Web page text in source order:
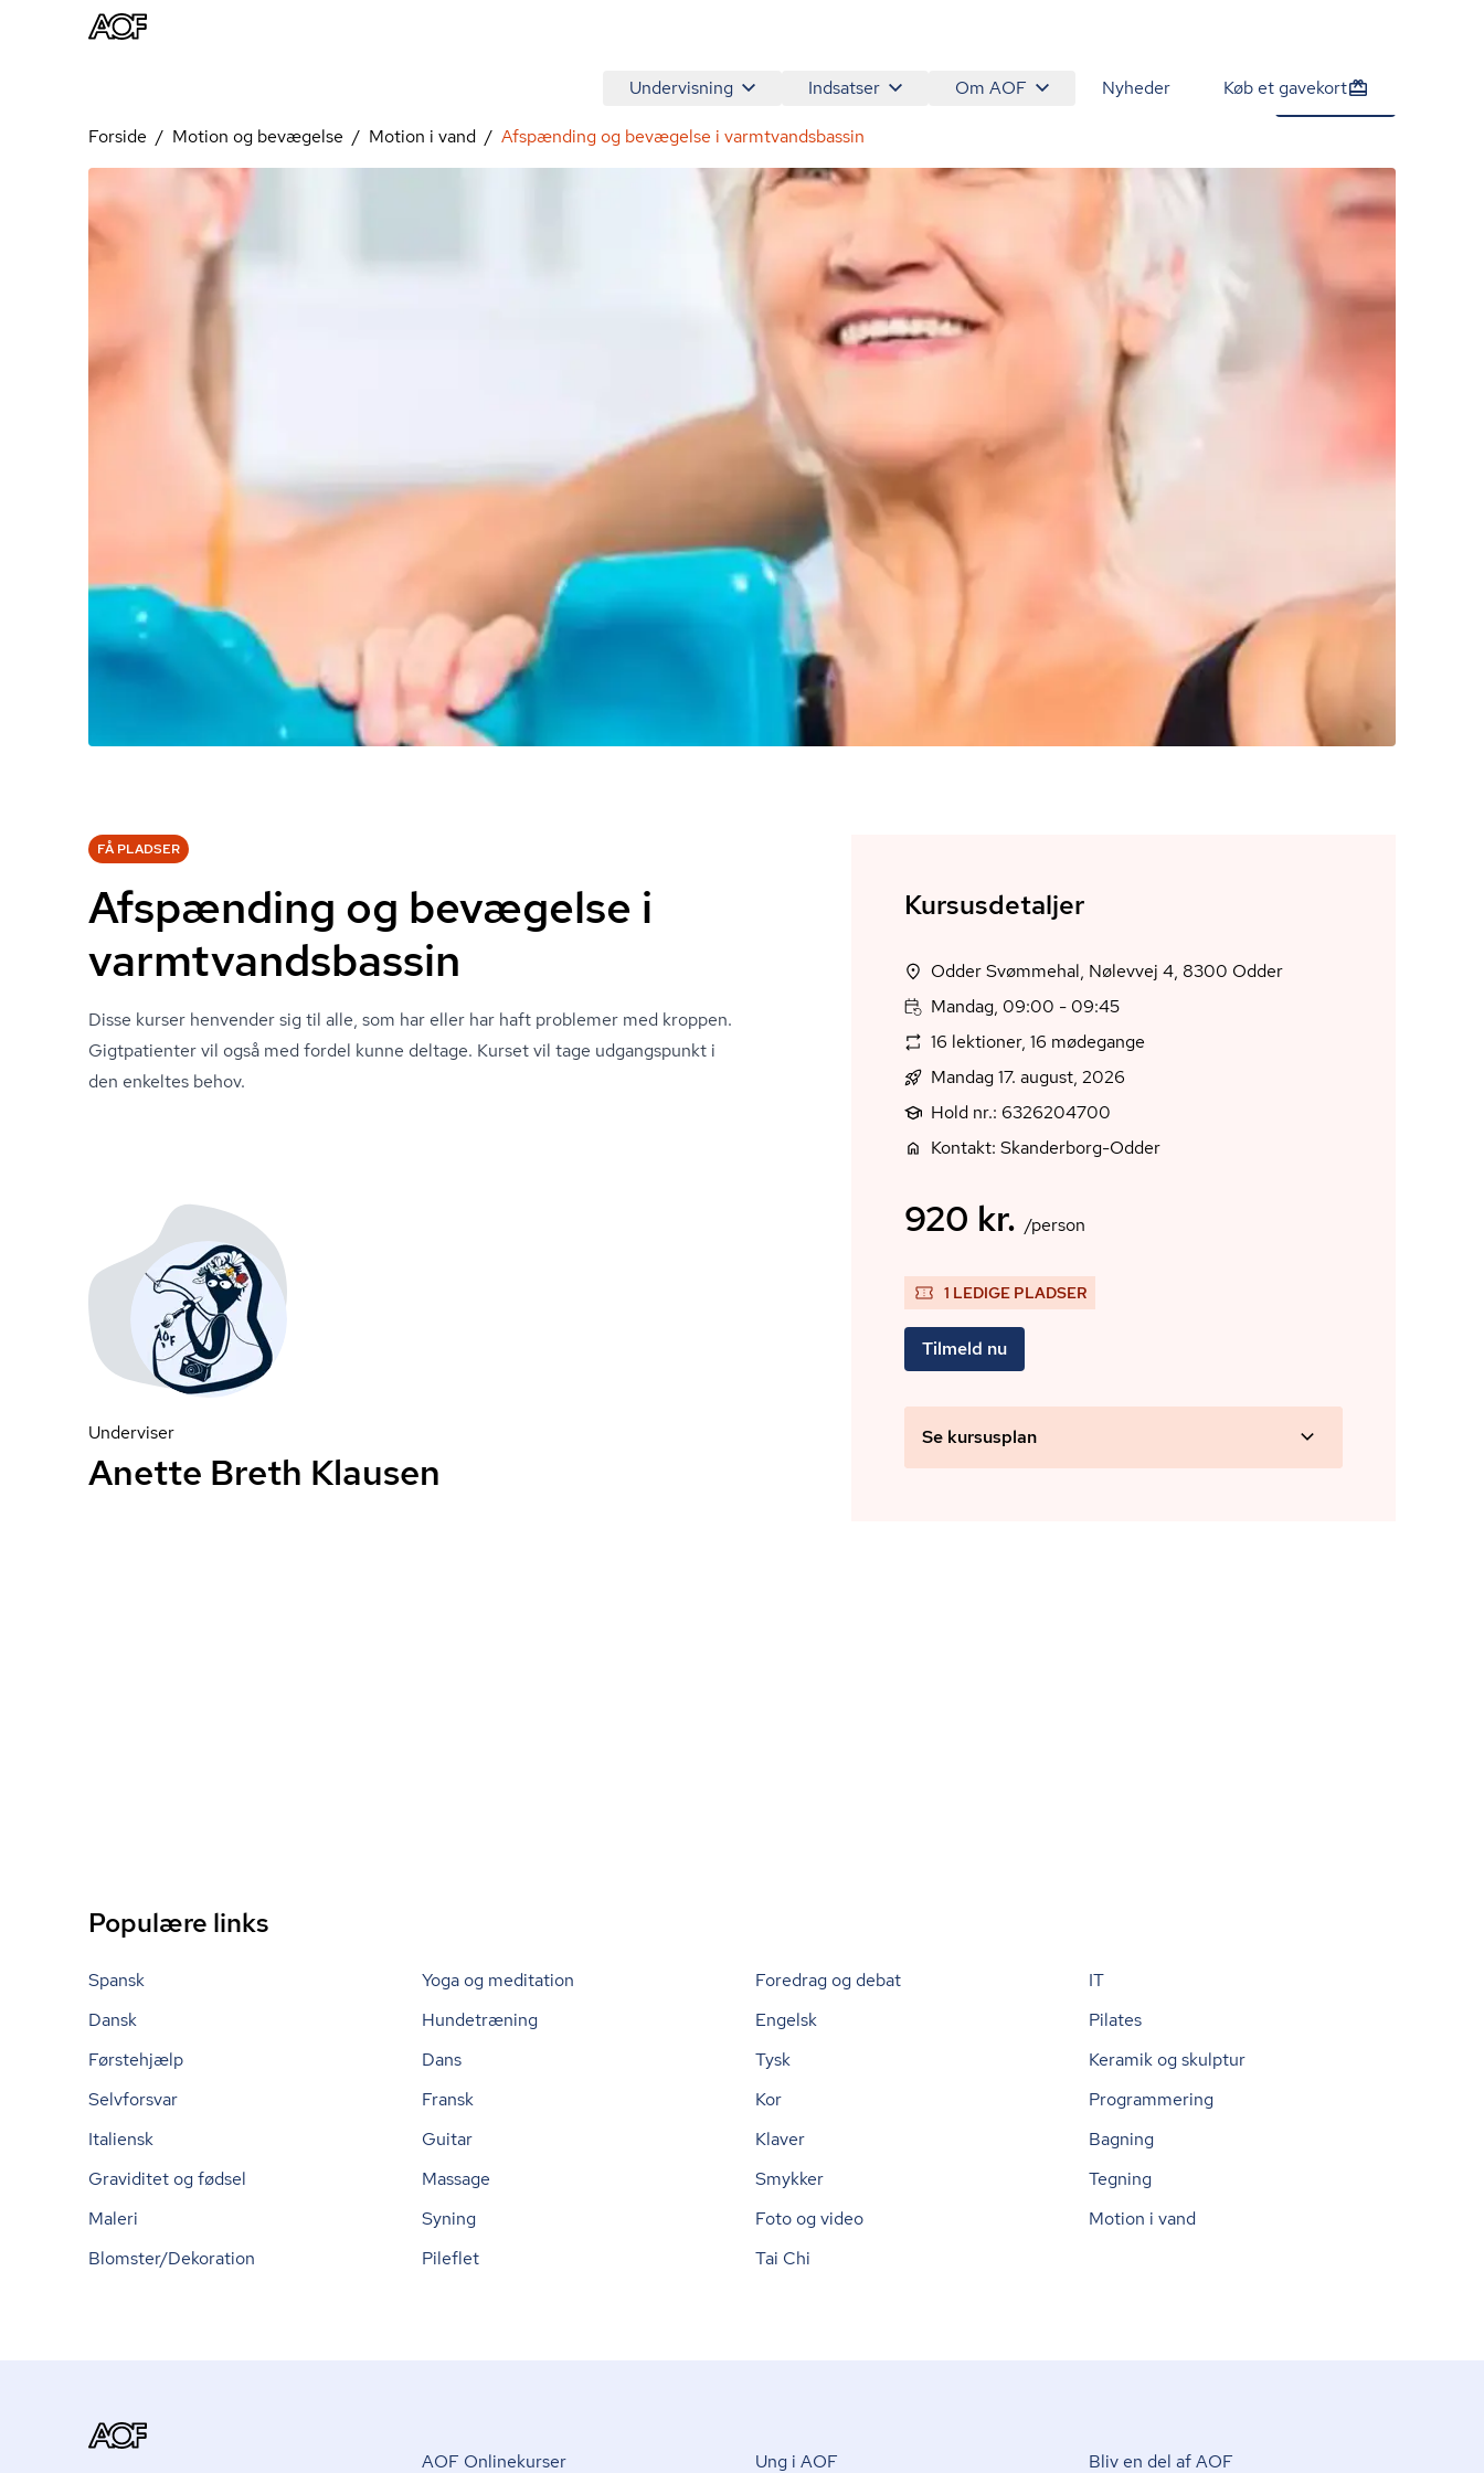
Undervisning Indsatser Om AOF Nyheder Køb et gavekort
Forside Motion og bevægelse Motion i vand Afspænding og bevægelse i varmtvandsbassin
920 kr. /person Tilmeld nu
FÅ PLADSER
Afspænding og bevægelse i
varmtvandsbassin
Disse kurser henvender sig til alle, som har eller har haft problemer med kroppen.
Gigtpatienter vil også med fordel kunne deltage. Kurset vil tage udgangspunkt i
den enkeltes behov.
Kursusdetaljer
Odder Svømmehal, Nølevvej 4, 8300 Odder
Mandag, 09:00 - 09:45
16 lektioner, 16 mødegange
Mandag 17. august, 2026
Hold nr.: 6326204700
Kontakt: Skanderborg-Odder
920 kr. /person
1 LEDIGE PLADSER
Tilmeld nu
Se kursusplan
Underviser
Anette Breth Klausen
Populære links
Spansk Yoga og meditation Foredrag og debat
IT
Dansk
Hundetræning Engelsk
Pilates
Førstehjælp
Dans Tysk
Keramik og skulptur
Selvforsvar
Fransk Kor
Programmering
Italiensk
Guitar Klaver
Bagning
Graviditet og fødsel
Massage Smykker
Tegning
Maleri
Syning Foto og video
Motion i vand
Blomster/Dekoration
Pileflet Tai Chi
AOF Onlinekurser Ung i AOF Bliv en del af AOF